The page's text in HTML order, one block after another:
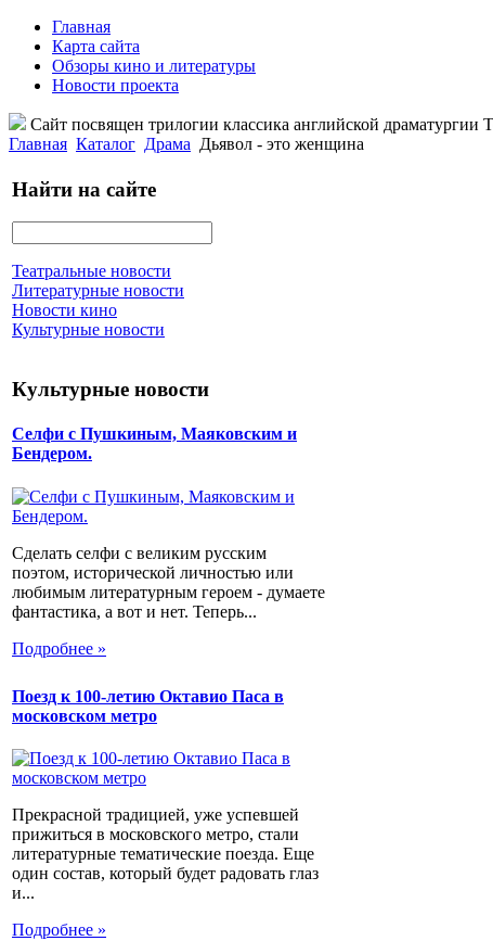
Главная
Карта сайта
Обзоры кино и литературы
Новости проекта
Сайт посвящен трилогии классика английской
Главная Каталог Драма Дьявол - это женщина
Найти на сайте
Театральные новости
Литературные новости
Новости кино
Культурные новости
Культурные новости
Селфи с Пушкиным, Маяковским и
Бендером.
Сделать селфи с великим русским
поэтом, исторической личностью или
любимым литературным героем - думаете
фантастика, а вот и нет. Теперь...
Подробнее »
Поезд к 100-летию Октавио Паса в
московском метро
Прекрасной традицией, уже успевшей
прижиться в московского метро, стали
литературные тематические поезда. Еще
один состав, который будет радовать глаз
и...
Подробнее »